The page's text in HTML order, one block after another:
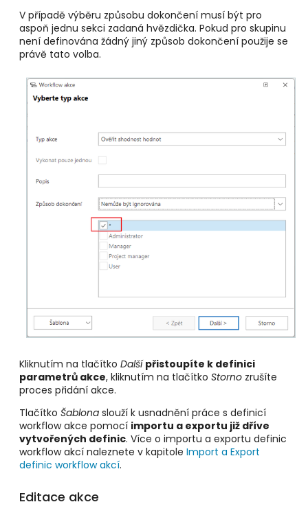
V případě výběru způsobu dokončení musí být pro
aspoň jednu sekci zadaná hvězdička. Pokud pro skupinu
není definována žádný jiný způsob dokončení použije se
právě tato volba.
Kliknutím na tlačítko Další přistoupíte k definici
parametrů akce, kliknutím na tlačítko Storno zrušíte
proces přidání akce.
Tlačítko Šablona slouží k usnadnění práce s definicí
workflow akce pomocí importu a exportu již dříve
vytvořených definic. Více o importu a exportu definic
workflow akcí naleznete v kapitole Import a Export
definic workflow akcí.
Editace akce